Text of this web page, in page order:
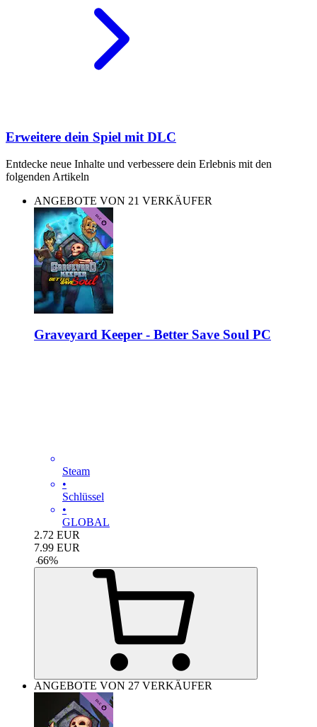
Erweitere dein Spiel mit DLC
Entdecke neue Inhalte und verbessere dein Erlebnis mit den
folgenden Artikeln
ANGEBOTE VON 21 VERKÄUFER
Graveyard Keeper - Better Save Soul PC
Steam
•
Schlüssel
•
GLOBAL
2.72 EUR
7.99 EUR
-66%
ANGEBOTE VON 27 VERKÄUFER